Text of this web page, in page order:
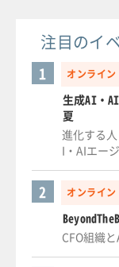
注目のイ
オンライン
1
生成AI・
夏
進化する
I・AIエー
オンライン
2
CFO組織